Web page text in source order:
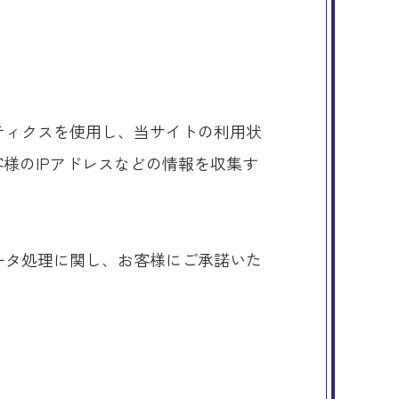
クスを使用し、当サイトの利用状
のIPアドレスなどの情報を収集す
処理に関し、お客様にご承諾いた